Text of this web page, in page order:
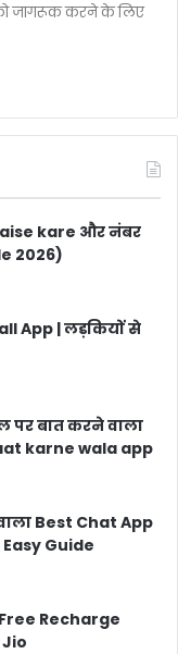
को जागरूक करने के लिए
kare और नंबर
2026)
App | लड़कियों से
पर बात करने वाला
karne wala app
Best Chat App
Guide
Free Recharge